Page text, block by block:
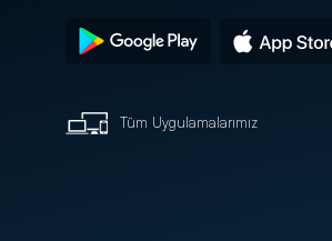
Tüm Uygulamalarımız